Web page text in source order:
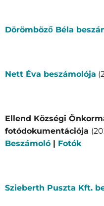
Dörömböző Béla
Nett Éva beszámolója
Ellend Községi
fotódokumentációja
Beszámoló | Fotók
Szieberth Puszta Kft.